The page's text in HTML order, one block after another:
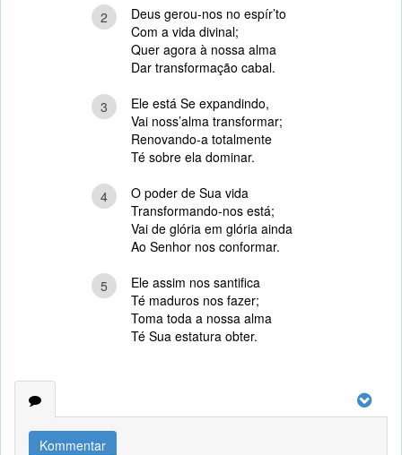
2
Deus gerou-nos no espír’to
Com a vida divinal;
Quer agora à nossa alma
Dar transformação cabal.
3
Ele está Se expandindo,
Vai noss’alma transformar;
Renovando-a totalmente
Té sobre ela dominar.
4
O poder de Sua vida
Transformando-nos está;
Vai de glória em glória ainda
Ao Senhor nos conformar.
5
Ele assim nos santifica
Té maduros nos fazer;
Toma toda a nossa alma
Té Sua estatura obter.
Kommentar